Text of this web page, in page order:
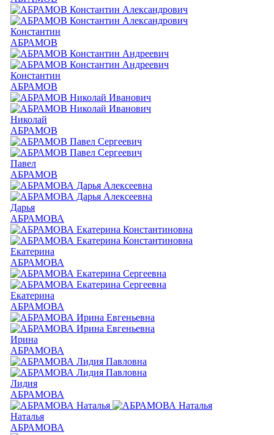
Константин
АБРАМОВ
Константин
АБРАМОВ
Николай
АБРАМОВ
Павел
АБРАМОВ
Дарья
АБРАМОВА
Екатерина
АБРАМОВА
Екатерина
АБРАМОВА
Ирина
АБРАМОВА
Лидия
АБРАМОВА
Наталья
АБРАМОВА